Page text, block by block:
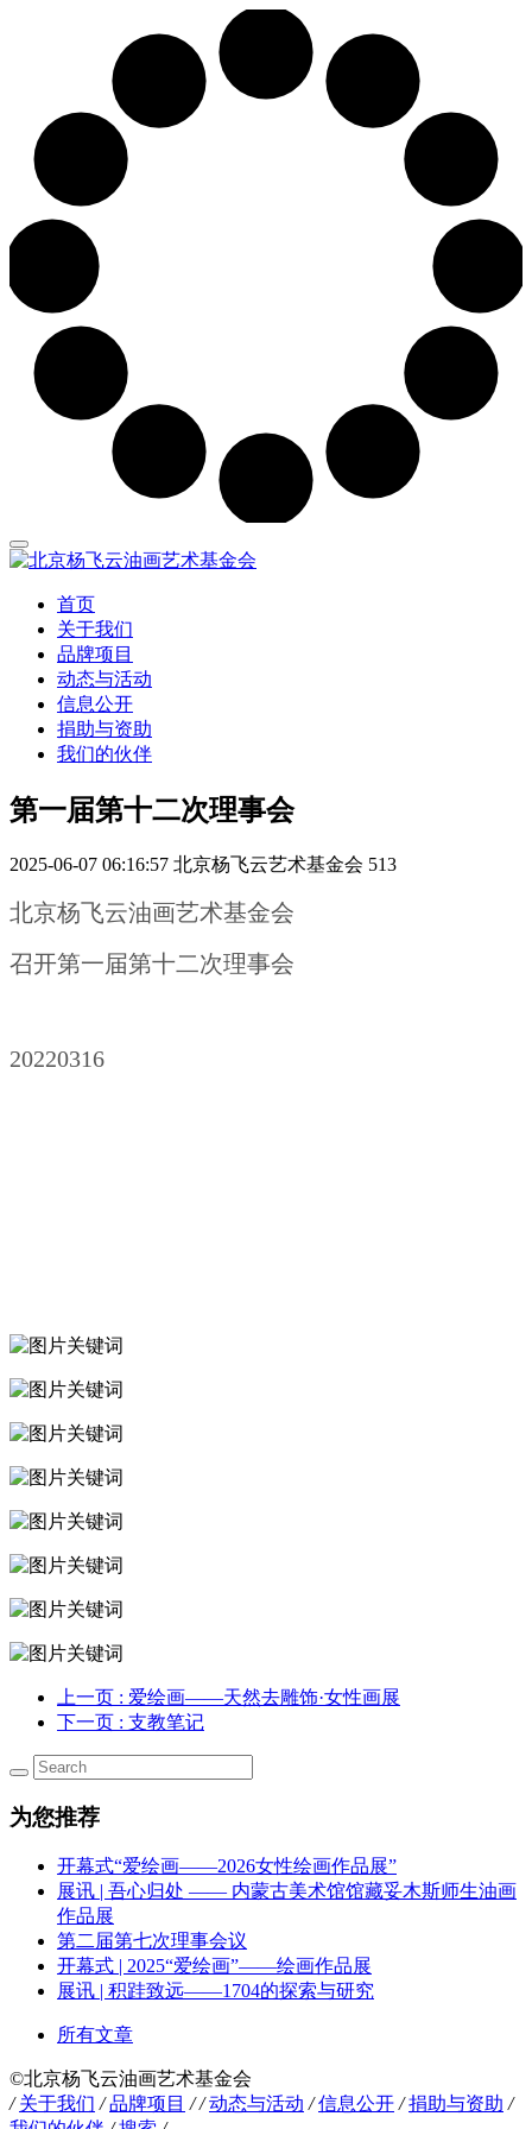
首页
关于我们
品牌项目
动态与活动
信息公开
捐助与资助
我们的伙伴
第一届第十二次理事会
2025-06-07 06:16:57 北京杨飞云艺术基金会 513
北京杨飞云油画艺术基金会
召开第一届第十二次理事会
20220316
上一页 : 爱绘画——天然去雕饰·女性画展
下一页 : 支教笔记
为您推荐
开幕式“爱绘画——2026女性绘画作品展”
展讯 | 吾心归处 —— 内蒙古美术馆馆藏妥木斯师生油画
作品展
第二届第七次理事会议
开幕式 | 2025“爱绘画”——绘画作品展
展讯 | 积跬致远——1704的探索与研究
所有文章
©️北京杨飞云油画艺术基金会
/ 关于我们 / 品牌项目 / / 动态与活动 / 信息公开 / 捐助与资助 /